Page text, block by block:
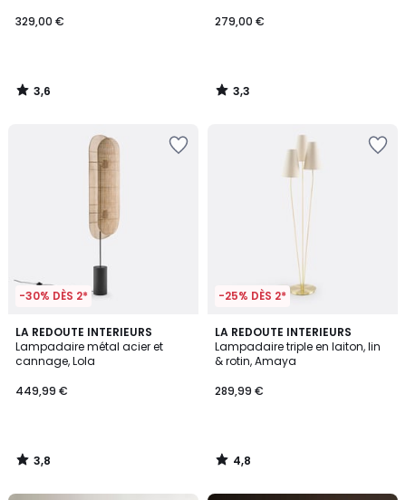
329,00 €
3,6
/
279,00 €
3,3
/
-30% DÈS 2*
LA REDOUTE INTERIEURS
Lampadaire métal acier et
cannage, Lola
449,99 €
3,8
/ 5
3,8
/
-25% DÈS 2*
LA REDOUTE INTERIEURS
Lampadaire triple en laiton, lin
& rotin, Amaya
289,99 €
4,8
/ 5
4,8
/